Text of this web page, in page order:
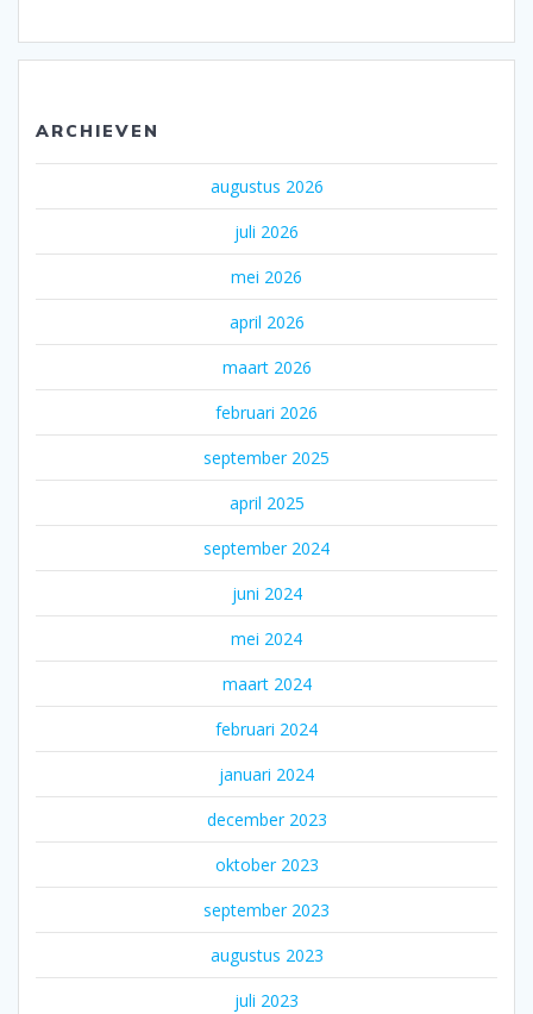
ARCHIEVEN
augustus 2026
juli 2026
mei 2026
april 2026
maart 2026
februari 2026
september 2025
april 2025
september 2024
juni 2024
mei 2024
maart 2024
februari 2024
januari 2024
december 2023
oktober 2023
september 2023
augustus 2023
juli 2023